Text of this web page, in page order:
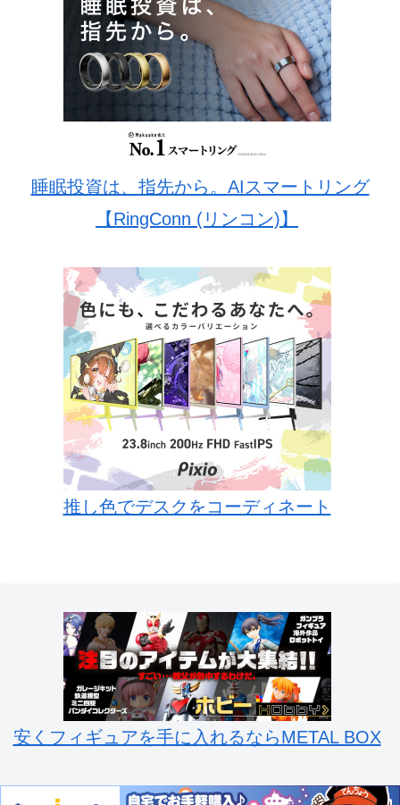
睡眠投資は、指先から。AIスマートリング
【RingConn (リンコン)】
推し色でデスクをコーディネート
安くフィギュアを手に入れるならMETAL BOX